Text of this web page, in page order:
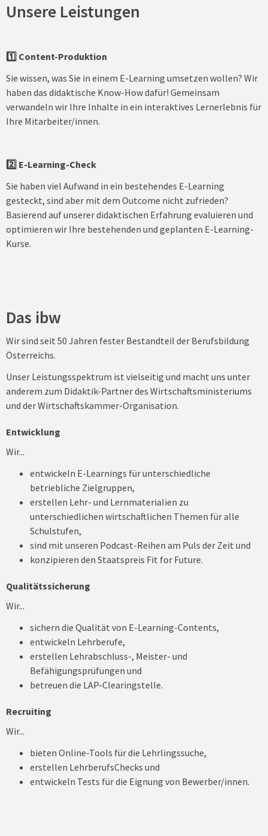
Unsere Leistungen
1️⃣ Content-Produktion
Sie wissen, was Sie in einem E-Learning umsetzen wollen? Wir
haben das didaktische Know-How dafür! Gemeinsam
verwandeln wir Ihre Inhalte in ein interaktives Lernerlebnis für
Ihre Mitarbeiter/innen.
2️⃣ E-Learning-Check
Sie haben viel Aufwand in ein bestehendes E-Learning
gesteckt, sind aber mit dem Outcome nicht zufrieden?
Basierend auf unserer didaktischen Erfahrung evaluieren und
optimieren wir Ihre bestehenden und geplanten E-Learning-
Kurse.
Das ibw
Wir sind seit 50 Jahren fester Bestandteil der Berufsbildung
Österreichs.
Unser Leistungsspektrum ist vielseitig und macht uns unter
anderem zum Didaktik-Partner des Wirtschaftsministeriums
und der Wirtschaftskammer-Organisation.
Entwicklung
Wir...
entwickeln E-Learnings für unterschiedliche
betriebliche Zielgruppen,
erstellen Lehr- und Lernmaterialien zu
unterschiedlichen wirtschaftlichen Themen für alle
Schulstufen,
sind mit unseren Podcast-Reihen am Puls der Zeit und
konzipieren den Staatspreis Fit for Future.
Qualitätssicherung
Wir...
sichern die Qualität von E-Learning-Contents,
entwickeln Lehrberufe,
erstellen Lehrabschluss-, Meister- und
Befähigungsprüfungen und
betreuen die LAP-Clearingstelle.
Recruiting
Wir...
bieten Online-Tools für die Lehrlingssuche,
erstellen LehrberufsChecks und
entwickeln Tests für die Eignung von Bewerber/innen.